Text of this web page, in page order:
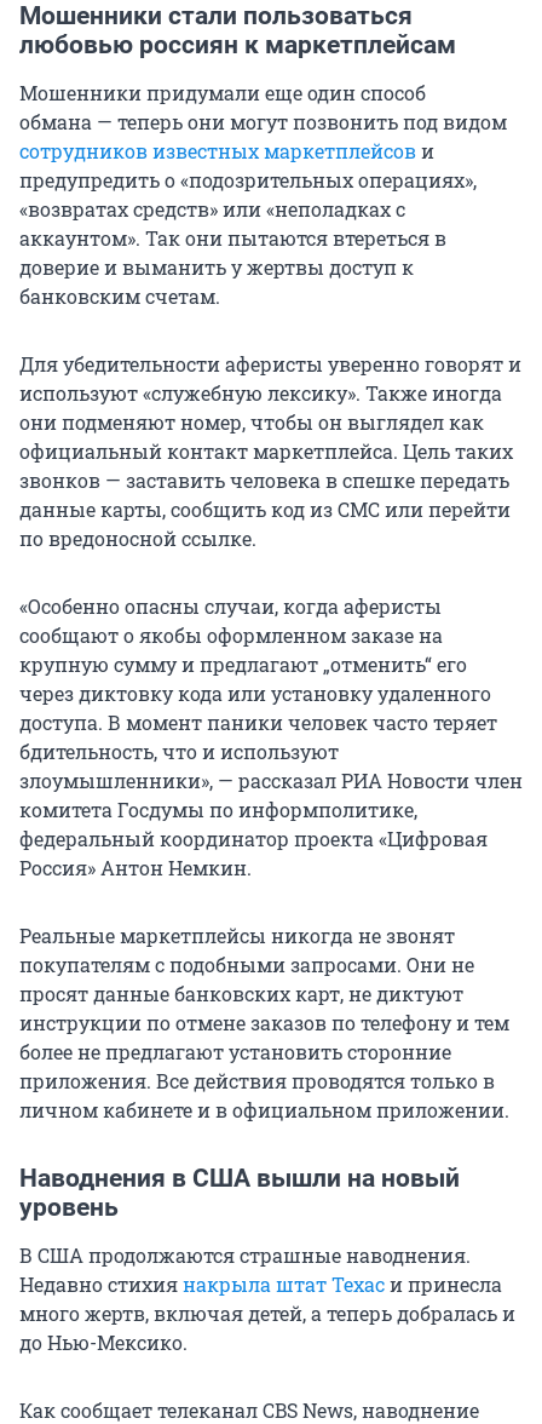
Мошенники стали пользоваться
любовью россиян к маркетплейсам
Мошенники придумали еще один способ
обмана — теперь они могут позвонить под видом
сотрудников известных маркетплейсови
предупредить о «подозрительных операциях»,
«возвратах средств» или «неполадках с
аккаунтом». Так они пытаются втереться в
доверие и выманить у жертвы доступ к
банковским счетам.
Для убедительности аферисты уверенно говорят и
используют «служебную лексику». Также иногда
они подменяют номер, чтобы он выглядел как
официальный контакт маркетплейса. Цель таких
звонков — заставить человека в спешке передать
данные карты, сообщить код из СМС или перейти
по вредоносной ссылке.
«Особенно опасны случаи, когда аферисты
сообщают о якобы оформленном заказе на
крупную сумму и предлагают „отменить“ его
через диктовку кода или установку удаленного
доступа. В момент паники человек часто теряет
бдительность, что и используют
злоумышленники», — рассказал РИА Новости член
комитета Госдумы по информполитике,
федеральный координатор проекта «Цифровая
Россия» Антон Немкин.
Реальные маркетплейсы никогда не звонят
покупателям с подобными запросами. Они не
просят данные банковских карт, не диктуют
инструкции по отмене заказов по телефону и тем
более не предлагают установить сторонние
приложения. Все действия проводятся только в
личном кабинете и в официальном приложении.
Наводнения в США вышли на новый
уровень
В США продолжаются страшные наводнения.
Недавно стихиянакрыла штат Техаси принесла
много жертв, включая детей, а теперь добралась и
до Нью-Мексико.
Как сообщает телеканал CBS News, наводнение